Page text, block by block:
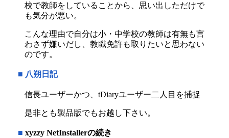
校で教師をしていることから、思い出しただけで
も気分が悪い。
こんな理由で自分は小・中学校の教師は有無も言
わさず嫌いだし、教職免許も取りたいと思わない
のです。
■ 八朔日記
信長ユーザーかつ、tDiaryユーザー二人目を捕捉
是非とも製品版でもお越し下さい。
■ xyzzy NetInstallerの続き